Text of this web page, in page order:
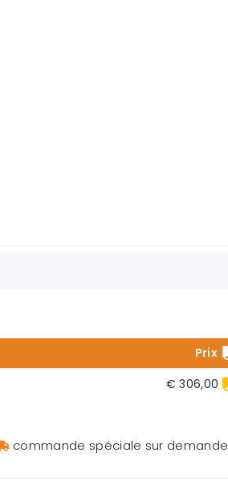
Prix
€ 306,00
commande spéciale sur demande